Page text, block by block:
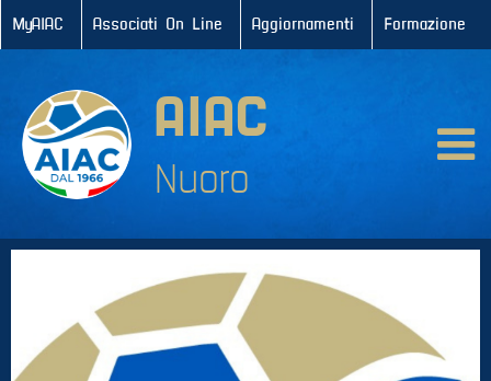
A
A
C
Info
associati
MyAIAC Associati On Line Aggiornamenti Formazione
AIAC
Nuoro